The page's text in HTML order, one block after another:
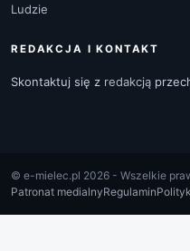
Ludzie
REDAKCJA I KONTAKT
Skontaktuj się z redakcją
© e-mielec.pl 2026 - Wszelkie
Patronat medialnyRegulamin